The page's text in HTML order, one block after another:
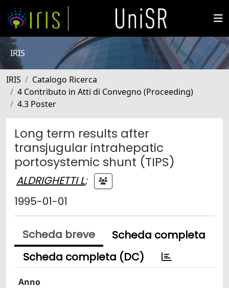
IRIS
IRIS
Catalogo Ricerca
4 Contributo in Atti di Convegno (Proceeding)
4.3 Poster
Long term results after
transjugular intrahepatic
portosystemic shunt (TIPS)
ALDRIGHETTI L;
1995-01-01
Scheda breve
Scheda completa
Scheda completa (DC)
Anno